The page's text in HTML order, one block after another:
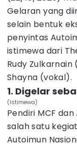
Gelaran yang
selain bentuk
penyintas
istimewa dari
Rudy
Shayna (vokal).
1. Digelar
(Istimewa)
Pendiri MCF
salah satu
Autoimun